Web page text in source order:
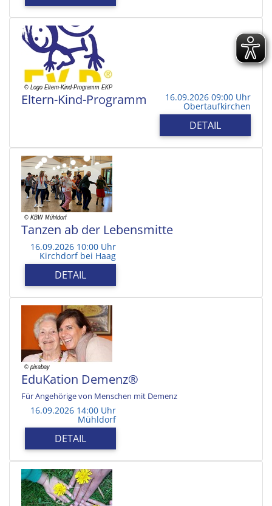
Eltern-Kind-Programm 16.09.2026 09:00 Uhr
Obertaufkirchen
DETAIL
Tanzen ab der Lebensmitte
16.09.2026 10:00 Uhr
Kirchdorf bei Haag
DETAIL
EduKation Demenz®
Für Angehörige von Menschen mit Demenz
16.09.2026 14:00 Uhr
Mühldorf
DETAIL